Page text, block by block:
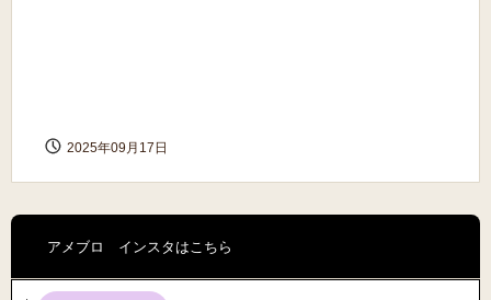
2025年09月17日
アメブロ インスタはこちら